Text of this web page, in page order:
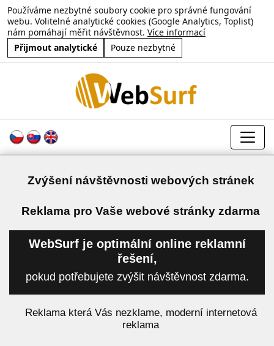
Používáme nezbytné soubory cookie pro správné fungování
webu. Volitelné analytické cookies (Google Analytics, Toplist)
nám pomáhají měřit návštěvnost. Více informací
Přijmout analytické
Pouze nezbytné
Zvýšení návštěvnosti webových stránek
Reklama pro Vaše webové stránky zdarma
WebSurf je optimální online reklamní
řešení,
pokud potřebujete zvýšit návštěvnost zdarma.
Reklama která Vás nezklame, moderní internetová
reklama